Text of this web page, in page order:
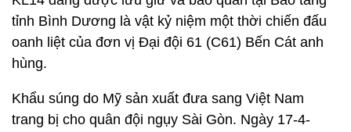
tỉnh Bình Dương là vật kỷ niệm một thời chiến đấu
oanh liệt của đơn vị Đại đội 61 (C61) Bến Cát anh
hùng.
Khẩu súng do Mỹ sản xuất đưa sang Việt Nam
trang bị cho quân đội ngụy Sài Gòn. Ngày 17-4-